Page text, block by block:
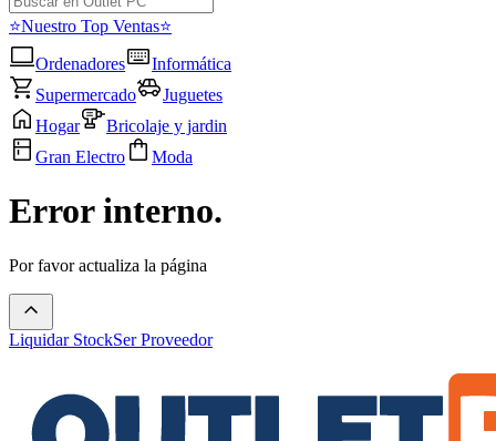
⭐Nuestro Top Ventas⭐
Ordenadores
Informática
Supermercado
Juguetes
Hogar
Bricolaje y jardin
Gran Electro
Moda
Error interno.
Por favor actualiza la página
Liquidar StockSer Proveedor